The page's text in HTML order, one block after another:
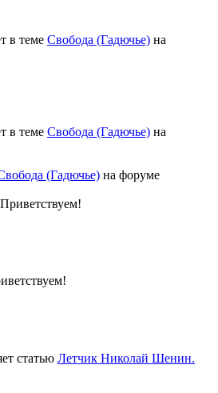
в теме Свобода (Гадючье) на
в теме Свобода (Гадючье) на
(Гадючье) на форуме
статью Летчик Николай Шенин.